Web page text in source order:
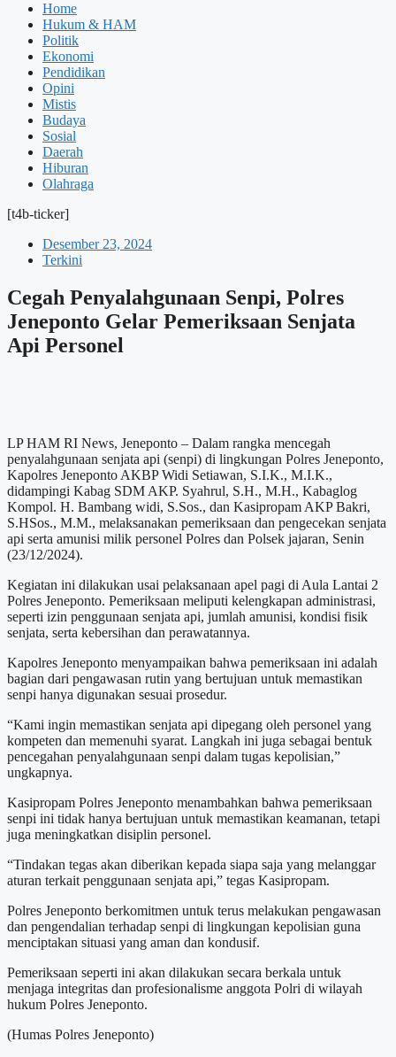
Home
Hukum & HAM
Politik
Ekonomi
Pendidikan
Opini
Mistis
Budaya
Sosial
Daerah
Hiburan
Olahraga
[t4b-ticker]
Desember 23, 2024
Terkini
Cegah Penyalahgunaan Senpi, Polres
Jeneponto Gelar Pemeriksaan Senjata
Api Personel
LP HAM RI News, Jeneponto – Dalam rangka mencegah
penyalahgunaan senjata api (senpi) di lingkungan Polres Jeneponto,
Kapolres Jeneponto AKBP Widi Setiawan, S.I.K., M.I.K.,
didampingi Kabag SDM AKP. Syahrul, S.H., M.H., Kabaglog
Kompol. H. Bambang widi, S.Sos., dan Kasipropam AKP Bakri,
S.HSos., M.M., melaksanakan pemeriksaan dan pengecekan senjata
api serta amunisi milik personel Polres dan Polsek jajaran, Senin
(23/12/2024).
Kegiatan ini dilakukan usai pelaksanaan apel pagi di Aula Lantai 2
Polres Jeneponto. Pemeriksaan meliputi kelengkapan administrasi,
seperti izin penggunaan senjata api, jumlah amunisi, kondisi fisik
senjata, serta kebersihan dan perawatannya.
Kapolres Jeneponto menyampaikan bahwa pemeriksaan ini adalah
bagian dari pengawasan rutin yang bertujuan untuk memastikan
senpi hanya digunakan sesuai prosedur.
“Kami ingin memastikan senjata api dipegang oleh personel yang
kompeten dan memenuhi syarat. Langkah ini juga sebagai bentuk
pencegahan penyalahgunaan senpi dalam tugas kepolisian,”
ungkapnya.
Kasipropam Polres Jeneponto menambahkan bahwa pemeriksaan
senpi ini tidak hanya bertujuan untuk memastikan keamanan, tetapi
juga meningkatkan disiplin personel.
“Tindakan tegas akan diberikan kepada siapa saja yang melanggar
aturan terkait penggunaan senjata api,” tegas Kasipropam.
Polres Jeneponto berkomitmen untuk terus melakukan pengawasan
dan pengendalian terhadap senpi di lingkungan kepolisian guna
menciptakan situasi yang aman dan kondusif.
Pemeriksaan seperti ini akan dilakukan secara berkala untuk
menjaga integritas dan profesionalisme anggota Polri di wilayah
hukum Polres Jeneponto.
(Humas Polres Jeneponto)